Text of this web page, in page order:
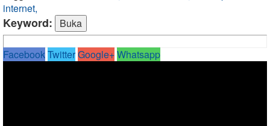
internet,
Keyword:
FacebookTwitterGoogle+Whatsapp